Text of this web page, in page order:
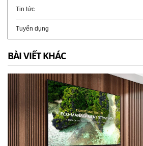
Tin tức
Tuyển dụng
BÀI VIẾT KHÁC